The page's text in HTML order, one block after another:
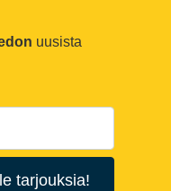
uusista
tarjouksia!